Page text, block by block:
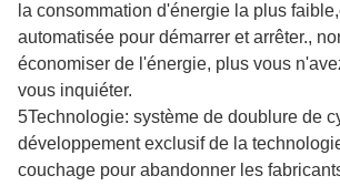
la consommation d'énergie la plus
automatisée pour démarrer et arrêter.,
économiser de l'énergie, plus vous
vous inquiéter.
5Technologie: système de doublure de
développement exclusif de la
couchage pour abandonner les